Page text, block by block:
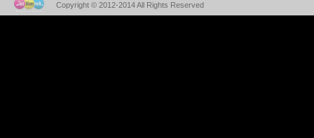
Copyright © 2012-2014 All Rights Reserved